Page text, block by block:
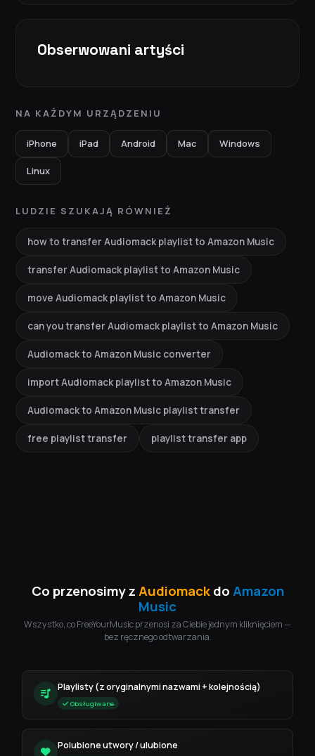
Obserwowani artyści
NA KAŻDYM URZĄDZENIU
iPhone iPad Android Mac Windows
Linux
LUDZIE SZUKAJĄ RÓWNIEŻ
how to transfer Audiomack playlist to Amazon Music
transfer Audiomack playlist to Amazon Music
move Audiomack playlist to Amazon Music
can you transfer Audiomack playlist to Amazon Music
Audiomack to Amazon Music converter
import Audiomack playlist to Amazon Music
Audiomack to Amazon Music playlist transfer
free playlist transfer playlist transfer app
Co przenosimy zAudiomackdoAmazon
Music
Wszystko, co FreeYourMusic przenosi za Ciebie jednym kliknięciem —
bez ręcznego odtwarzania.
Playlisty (z oryginalnymi nazwami + kolejnością)
Obsługiwane
Polubione utwory / ulubione